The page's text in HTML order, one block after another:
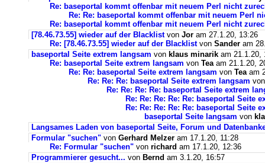
Re: baseportal kommt offenbar mit neuem Perl nicht
Re: Re: baseportal kommt offenbar mit neuem Perl
Re: baseportal kommt offenbar mit neuem Perl nicht
[78.46.73.55] wieder auf der Blacklistvon Jor am 27.1.20, 13:26
Re: [78.46.73.55] wieder auf der Blacklistvon Sander am
baseportal Seite extrem langsam von klaus minarik am 21.1.20,
Re: baseportal Seite extrem langsam von Teaam 21.1.20,
Re: Re: baseportal Seite extrem langsam von Teaam
Re: Re: Re: baseportal Seite extrem langsam
Re: Re: Re: Re: baseportal Seite extrem
Re: Re: Re: Re: Re: baseportal Seite
Re: Re: Re: Re: Re: baseportal Seite
baseportal Seite langsam von
Langsames Laden von baseportal Seite, Forum und
Formular "suchen" von Gerhard Melzer am 17.1.20, 11:28
Re: Formular "suchen" von richard am 17.1.20, 12:36
Programmierer gesucht... von Bernd am 3.1.20, 16:57